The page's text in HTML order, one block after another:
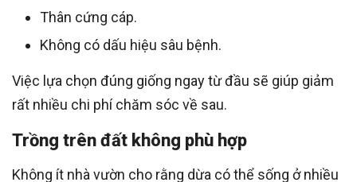
Thân cứng cáp.
Không có dấu hiệu sâu bệnh.
Việc lựa chọn đúng giống ngay từ đầu sẽ giúp giảm
rất nhiều chi phí chăm sóc về sau.
Trồng trên đất không phù hợp
Không ít nhà vườn cho rằng dừa có thể sống ở nhiều